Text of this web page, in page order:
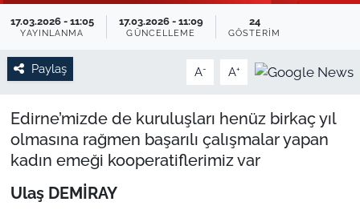
17.03.2026 - 11:05
YAYINLANMA
17.03.2026 - 11:09
GÜNCELLEME
24
GÖSTERIM
Paylaş A- A+
Edirne’mizde de kuruluşları henüz birkaç yıl
olmasına rağmen başarılı çalışmalar yapan
kadın emeği kooperatiflerimiz var
Ulaş DEMİRAY
SPOR
YAŞAM
EDİRNE
TEKİRDAĞ
KIRKLARELİ